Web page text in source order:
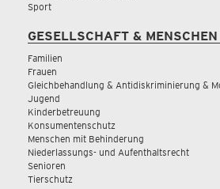
Sport
GESELLSCHAFT & MENSCHEN
Familien
Frauen
Gleichbehandlung & Antidiskriminierung &
Jugend
Kinderbetreuung
Konsumentenschutz
Menschen mit Behinderung
Niederlassungs- und Aufenthaltsrecht
Senioren
Tierschutz